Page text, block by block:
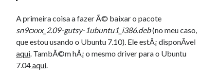
A primeira coisa a fazer Ã© baixar o pacote
sn9cxxx_2.09-gutsy-1ubuntu1_i386.deb(no meu caso,
que estou usando o Ubuntu 7.10). Ele estÃ¡ disponÃ­vel
aqui. TambÃ©m hÃ¡ o mesmo driver para o Ubuntu
7.04aqui.